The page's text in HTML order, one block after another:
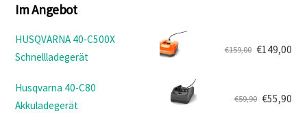
werden
Im Angebot
HUSQVARNA 40-C500X
Schnellladegerät
€159,00
Ursprünglicher
war:
€159,00
€149,00
Aktueller
ist:
€149,00.
Husqvarna 40-C80
Akkuladegerät
€59,90
Ursprünglicher
€55,90
Aktueller